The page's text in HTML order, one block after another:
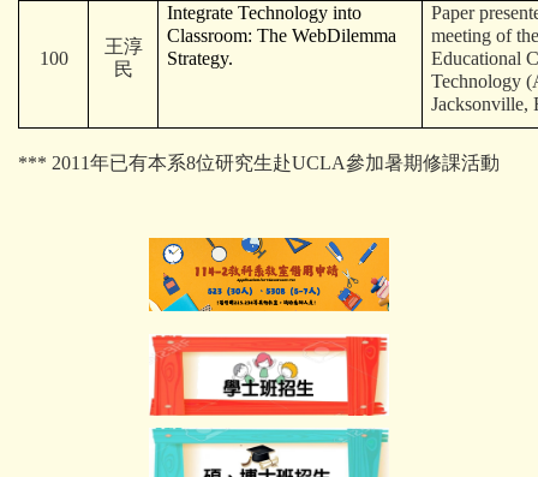
100
王淳
民
Integrate Technology into
Classroom: The WebDilemma
Strategy.
Paper
meeting of
Educational
Technology
Jacksonville,
*** 2011年已有本系8位研究生赴UCLA參加暑期修課活動